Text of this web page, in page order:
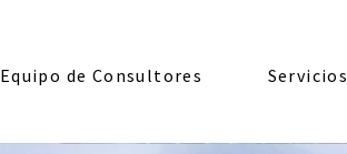
Equipo de Consultores Servicios